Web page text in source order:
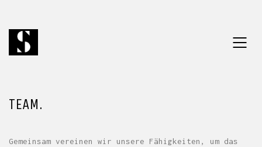
TEAM.
Gemeinsam vereinen wir unsere Fähigkeiten, um das